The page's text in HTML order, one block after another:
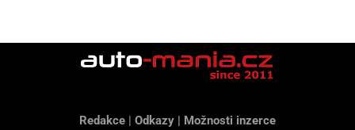
Redakce | Odkazy | Možnosti inzerce